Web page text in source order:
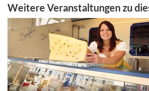
Weitere Veranstaltungen zu